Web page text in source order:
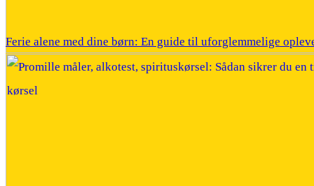
Ferie alene med dine børn: En guide til uforglemmelige